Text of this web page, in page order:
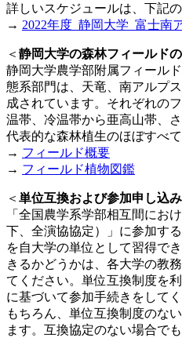
詳しいスケジュールは、下記
→ 2022年度_静岡大学_富士南
＜ 静岡大学の森林フィールド
静岡大学農学部附属フィール
態系部門は、天竜、南アルプ
成されています。それぞれの
温帯、冷温帯から亜高山帯、
代表的な森林植生のほぼすべ
→ フィールド概要
→ フィールド植物図鑑
＜ 単位互換および参加申し込
「全国農学系学部相互間にお
下、全演協協定）」に参加す
を自大学の単位として習得で
きるかどうかは、各大学の教
てください。単位互換制度を
に基づいて参加手続きをしてく
もちろん、単位互換制度のな
ます。互換協定のない場合で